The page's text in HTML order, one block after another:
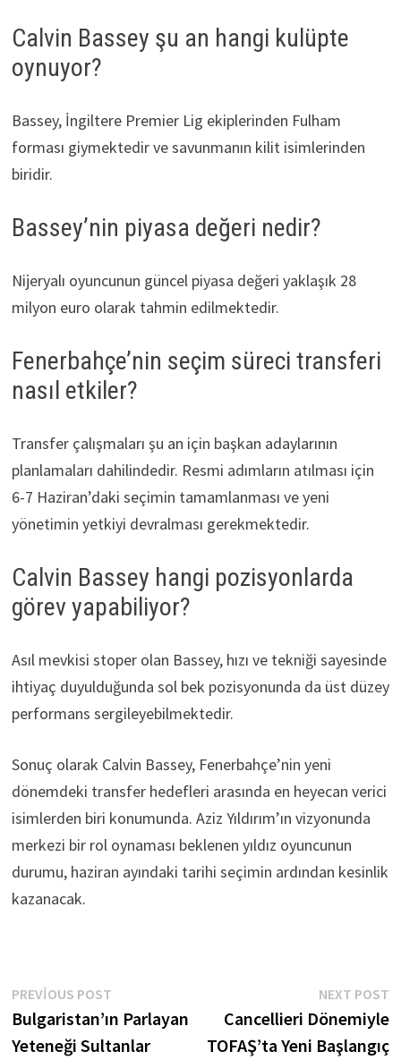
Calvin Bassey şu an hangi kulüpte
oynuyor?
Bassey, İngiltere Premier Lig ekiplerinden Fulham
forması giymektedir ve savunmanın kilit isimlerinden
biridir.
Bassey’nin piyasa değeri nedir?
Nijeryalı oyuncunun güncel piyasa değeri yaklaşık 28
milyon euro olarak tahmin edilmektedir.
Fenerbahçe’nin seçim süreci transferi
nasıl etkiler?
Transfer çalışmaları şu an için başkan adaylarının
planlamaları dahilindedir. Resmi adımların atılması için
6-7 Haziran’daki seçimin tamamlanması ve yeni
yönetimin yetkiyi devralması gerekmektedir.
Calvin Bassey hangi pozisyonlarda
görev yapabiliyor?
Asıl mevkisi stoper olan Bassey, hızı ve tekniği sayesinde
ihtiyaç duyulduğunda sol bek pozisyonunda da üst düzey
performans sergileyebilmektedir.
Sonuç olarak Calvin Bassey, Fenerbahçe’nin yeni
dönemdeki transfer hedefleri arasında en heyecan verici
isimlerden biri konumunda. Aziz Yıldırım’ın vizyonunda
merkezi bir rol oynaması beklenen yıldız oyuncunun
durumu, haziran ayındaki tarihi seçimin ardından kesinlik
kazanacak.
Yazı
gezinmesi
PREVIOUS POSTPrevious
post:
Bulgaristan’ın Parlayan
Yeteneği Sultanlar
NEXT POST
Cancellieri Dönemiyle
TOFAŞ’ta Yeni Başlangıç